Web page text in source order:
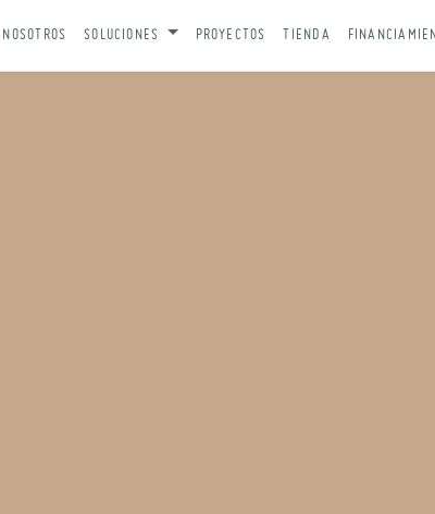
NOSOTROS SOLUCIONES PROYECTOS TIENDA